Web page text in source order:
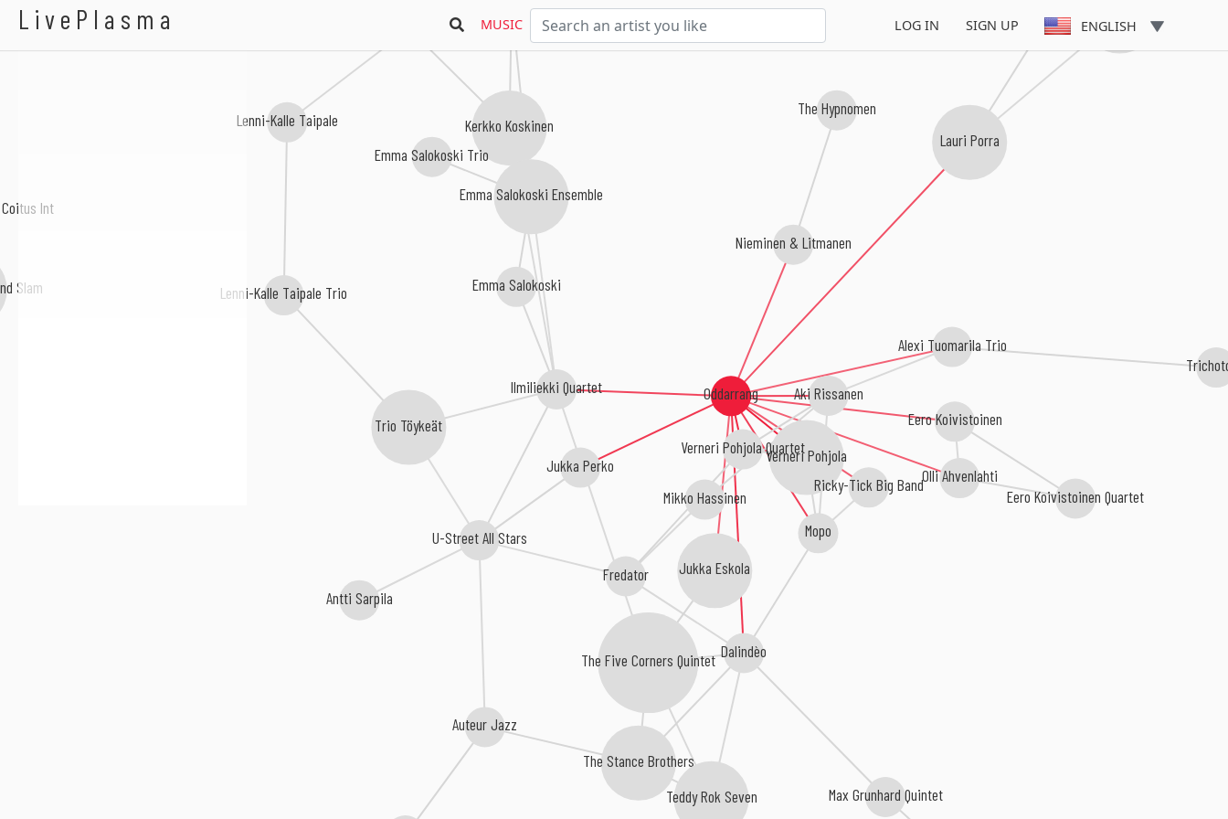
LivePlasma MUSIC LOG IN SIGN UP ENGLISH
Oddarrang
Verneri Pohjola
Verneri Pohjola Quartet
Dalindèo
Jukka Perko
Mopo
Aki Rissanen
Ilmiliekki Quartet
Lauri Porra
Eero Koivistoinen
Nieminen & Litmanen
Ricky-Tick Big Band
Olli Ahvenlahti
Jukka Eskola
Alexi Tuomarila Trio
U-Street All Stars
Max Grunhard Quintet
Eero Koivistoinen Quartet
The Hypnomen
The Five Corners Quintet
The Stance Brothers
Mikko Hassinen
Emma Salokoski
Trio Töykeät
Kerkko Koskinen
Teddy Rok Seven
Emma Salokoski Ensemble
Lenni-Kalle Taipale Trio
Auteur Jazz
Kerkko Koskinen Kollektiivi
Antti Sarpila
Fredator
Slam
Lenni-Kalle Taipale
Emma Salokoski Trio
Int
Oddarrang